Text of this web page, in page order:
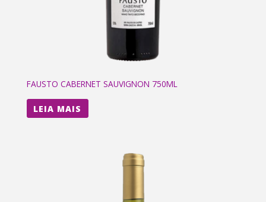
FAUSTO CABERNET SAUVIGNON 750ML
LEIA MAIS